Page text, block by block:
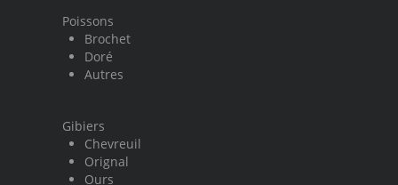
Poissons
Brochet
Doré
Autres
Gibiers
Chevreuil
Orignal
Ours